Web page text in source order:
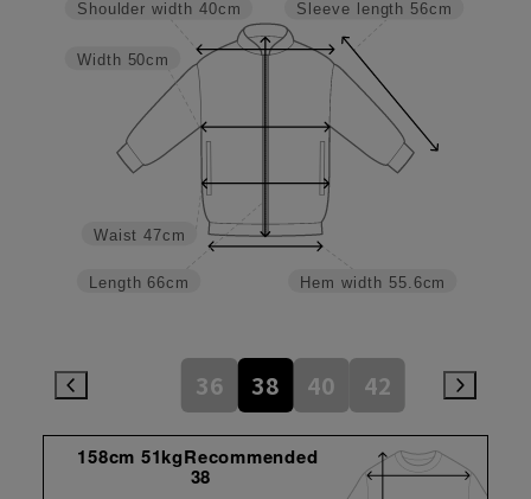
Hem width 55.6cm
Sleeve length 56cm
Length 66cm
Waist 47cm
Width 50cm
Shoulder width 40cm
36 38 40 42
158cm 51kgRecommended
38